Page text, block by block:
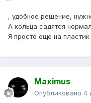
, удобное решение,
А кольца садятся
Я просто еще на
Maximus
Опубликовано 4